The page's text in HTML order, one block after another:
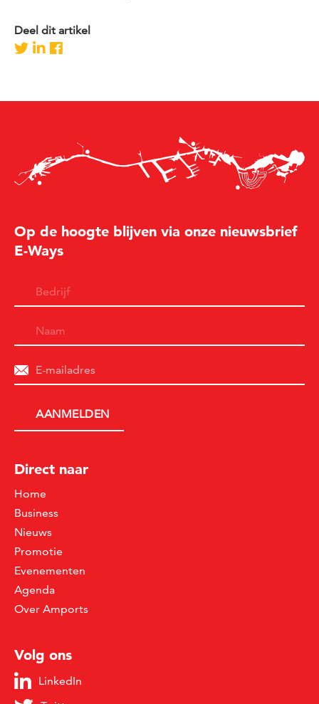
Deel dit artikel
Op de hoogte blijven via onze nieuwsbrief
E-Ways
Direct naar
Home
Business
Nieuws
Promotie
Evenementen
Agenda
Over Amports
Volg ons
LinkedIn